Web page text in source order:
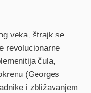
veka, štrajk se
revolucionarne
čula,
(Georges
i zbližavanjem